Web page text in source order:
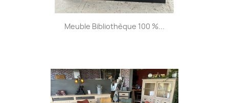
Meuble Bibliothèque 100 %...